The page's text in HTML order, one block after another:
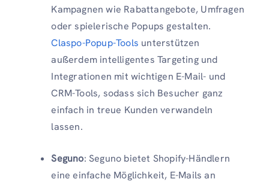
Kampagnen wie Rabattangebote, Umfragen
oder spielerische Popups gestalten.
Claspo-Popup-Tools unterstützen
außerdem intelligentes Targeting und
Integrationen mit wichtigen E-Mail- und
CRM-Tools, sodass sich Besucher ganz
einfach in treue Kunden verwandeln
lassen.
Seguno: Seguno bietet Shopify-Händlern
eine einfache Möglichkeit, E-Mails an